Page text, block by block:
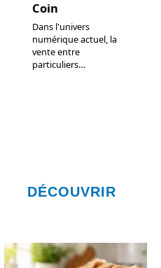
Coin
Dans l'univers
numérique actuel, la
vente entre
particuliers…
DÉCOUVRIR